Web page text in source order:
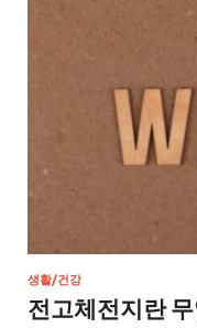
생활/건강
전고체전지란